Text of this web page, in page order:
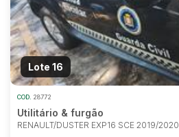
Lote 16
COD. 28772
Utilitário & furgão
RENAULT/DUSTER EXP16 SCE 2019/2020